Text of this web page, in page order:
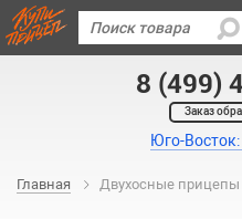
8 (499)
Заказ
Юго-
Главная Двухосные прицепы